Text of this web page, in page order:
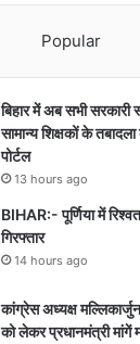
Popular
बिहार में अब सभी सरकारी
सामान्य शिक्षकों के
पोर्टल
13 hours ago
BIHAR:- पूर्णिया में
गिरफ्तार
14 hours ago
कांग्रेस अध्यक्ष
को लेकर प्रधानमंत्री मांगें